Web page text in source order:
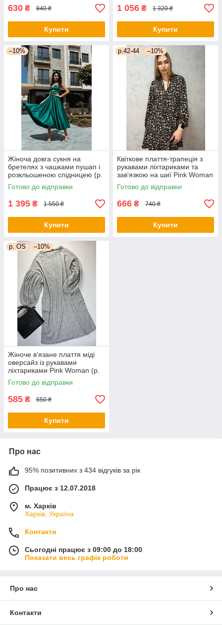
630 ₴ 840 ₴
Купити
1 056 ₴ 1 320 ₴
Купити
–10%
Жіноча довга сукня на
бретелях з чашками пушап і
розкльошеною спідницею (р.
44) 66py6043Qr
Готово до відправки
1 395 ₴ 1 550 ₴
Купити
р.42-44 –10%
Квіткове плаття-трапеція з
рукавами ліхтариками та
зав'язкою на шиї Pink Woman
(р. 42-44) 1035205r
Готово до відправки
666 ₴ 740 ₴
Купити
р. OS –10%
Жіноче в'язане плаття міді
оверсайз із рукавами
ліхтариками Pink Woman (р.
OS) 1035266r
Готово до відправки
585 ₴ 650 ₴
Купити
Про нас
95% позитивних з 434 відгуків за рік
Працює з 12.07.2018
м. Харків
Харків, Україна
Контакти
Сьогодні працює з 09:00 до 18:00
Показати весь графік роботи
Про нас
Контакти